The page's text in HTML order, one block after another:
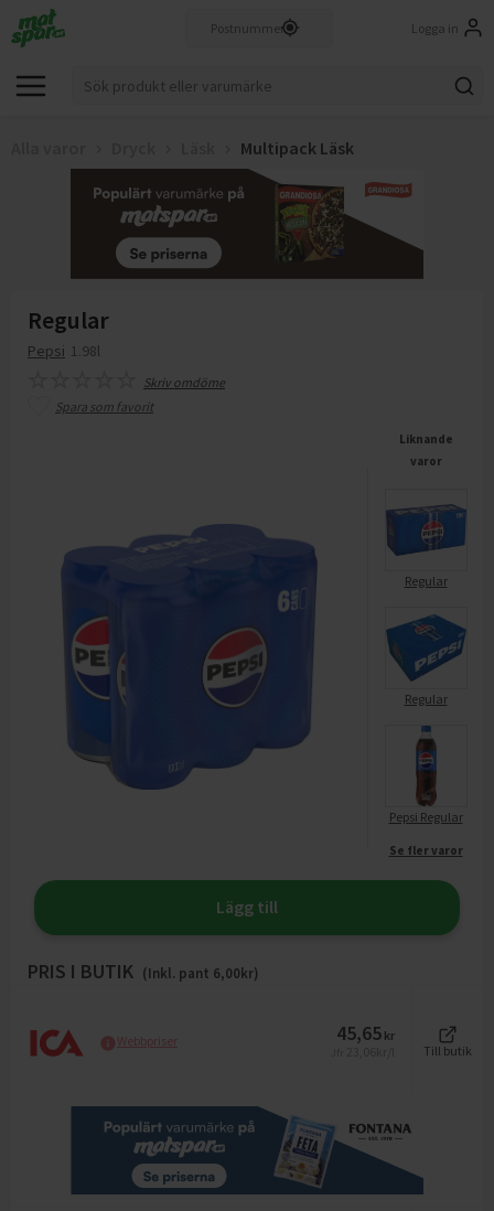
Logga in
Multipack Läsk
Regular
Pepsi 1.98l
Skriv omdöme
Spara som favorit
Liknande
varor
Regular
Regular
Pepsi Regular
Se fler varor
Lägg till
PRIS I BUTIK (Inkl. pant 6,00kr)
Webbpriser 45,65 kr
Till butik